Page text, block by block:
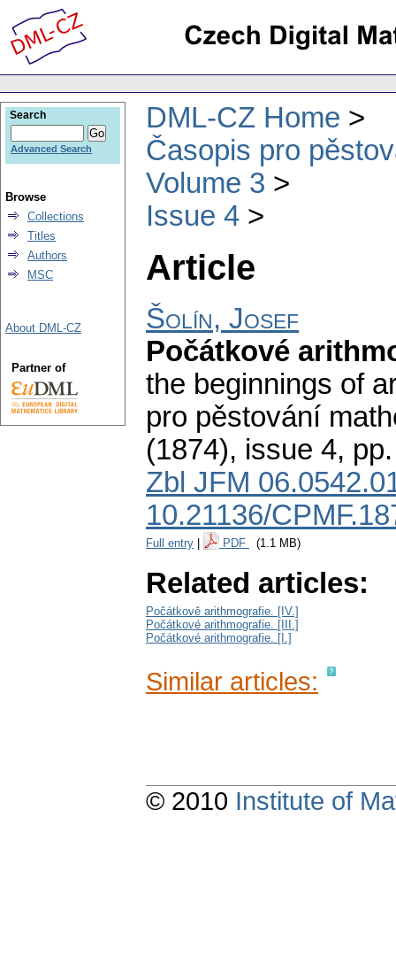
DML-CZ Home
Časopis pro
Volume 3
Issue 4
Article
Šolín, Josef
Počátkové
the beginnings of
pro pěstování
(1874), issue 4,
Zbl JFM
10.21136/
Full entry PDF (1.1 MB)
Related articles:
Počátkově arithmografie. [IV.]
Počátkové arithmografie. [III.]
Počátkové arithmografie. [I.]
Similar articles:
Search
Advanced Search
Browse
Collections
Titles
Authors
MSC
About DML-CZ
Partner of
© 2010 Institute of